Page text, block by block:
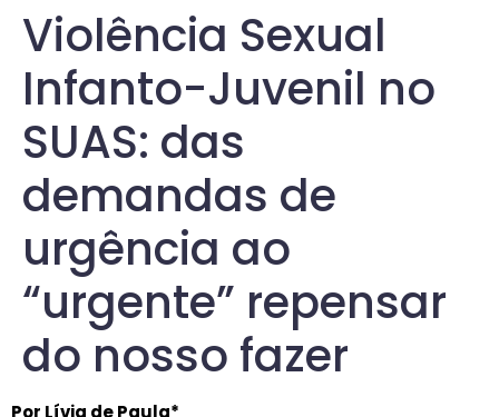
Violência Sexual
Infanto-Juvenil no
SUAS: das
demandas de
urgência ao
“urgente” repensar
do nosso fazer
Por Lívia de Paula*